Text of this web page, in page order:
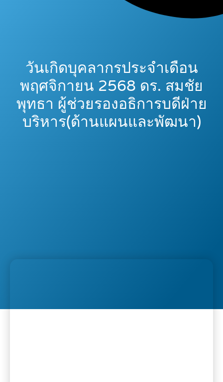
วันเกิดบุคลากรประจำเดือน
พฤศจิกายน 2568 ดร. สมชัย
พุทธา ผู้ช่วยรองอธิการบดีฝ่าย
บริหาร(ด้านแผนและพัฒนา)